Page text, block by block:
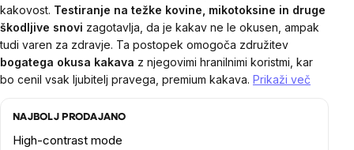
kakovost. Testiranje na težke kovine, mikotoksine in druge
škodljive snovi zagotavlja, da je kakav ne le okusen, ampak
tudi varen za zdravje. Ta postopek omogoča združitev
bogatega okusa kakava z njegovimi hranilnimi koristmi, kar
bo cenil vsak ljubitelj pravega, premium kakava. Prikaži več
NAJBOLJ PRODAJANO
High-contrast mode